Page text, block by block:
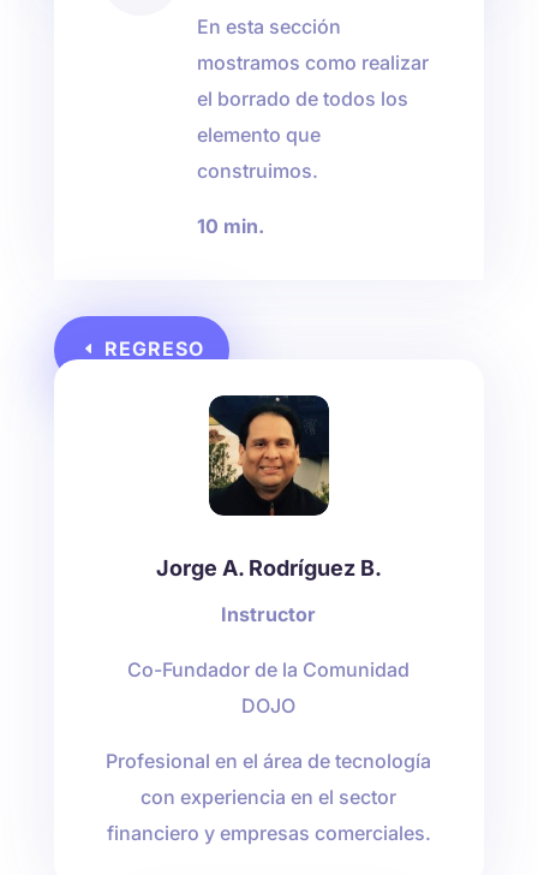
En esta sección
mostramos como realizar
el borrado de todos los
elemento que
construimos.
10 min.
REGRESO
Jorge A. Rodríguez B.
Instructor
Co-Fundador de la Comunidad
DOJO
Profesional en el área de tecnología
con experiencia en el sector
financiero y empresas comerciales.